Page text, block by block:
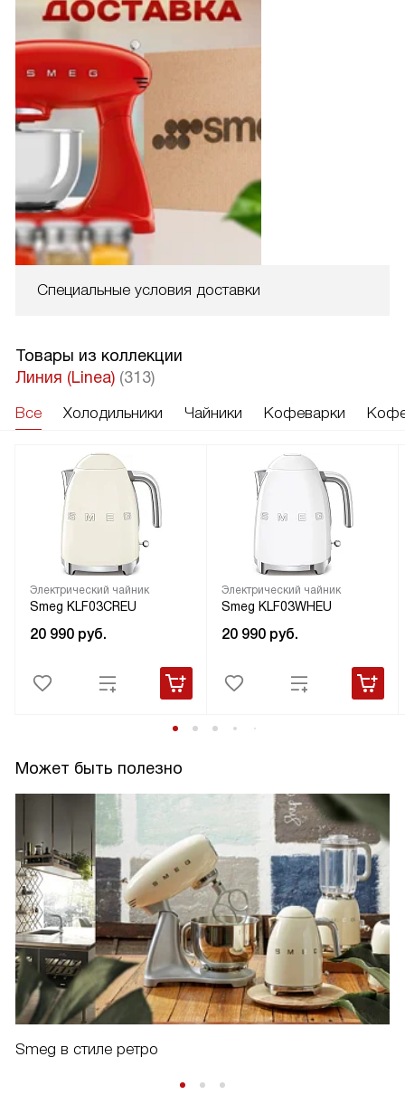
Специальные условия доставки
Товары из коллекции
Линия (Linea) (313)
Все Холодильники Чайники Кофеварки
Электрический чайник
Smeg KLF03CREU
20 990 руб.
Электрический чайник
Smeg KLF03WHEU
20 990 руб.
Может быть полезно
Smeg в стиле ретро